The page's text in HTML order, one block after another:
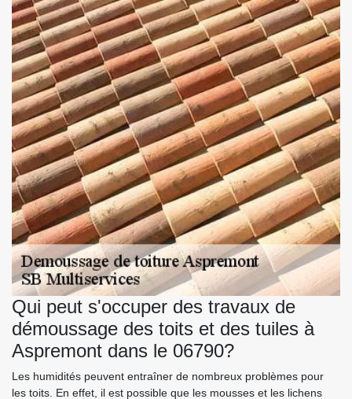
Qui peut s'occuper des travaux de
démoussage des toits et des tuiles à
Aspremont dans le 06790?
Les humidités peuvent entraîner de nombreux problèmes pour
les toits. En effet, il est possible que les mousses et les lichens